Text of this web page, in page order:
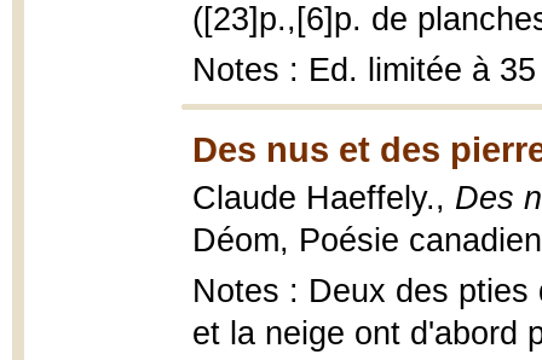
([23]p.,[6]p. de
Notes : Ed. limitée à
Des nus et des
Claude Haeffely., Des
Déom, Poésie
Notes : Deux des
et la neige ont d'abord